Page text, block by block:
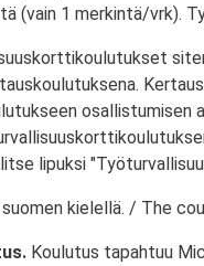
(vain 1 merkintä/vrk).
osallistumisen
lipuksi
kielellä. / The
Koulutus tapahtuu